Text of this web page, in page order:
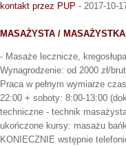
kontakt przez PUP - 2017-10-
MASAŻYSTA / MASAŻYSTKA
- Masaże lecznicze,
Wynagrodzenie: od 2000 zł/
Praca w pełnym wymiarze
22:00 + soboty: 8:00-13:00
techniczne - technik
ukończone kursy: masażu
KONIECZNIE wstępnie